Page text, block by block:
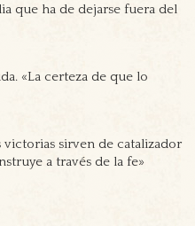
que ha de dejarse fuera del
«La certeza de que lo
victorias sirven de catalizador
a través de la fe»